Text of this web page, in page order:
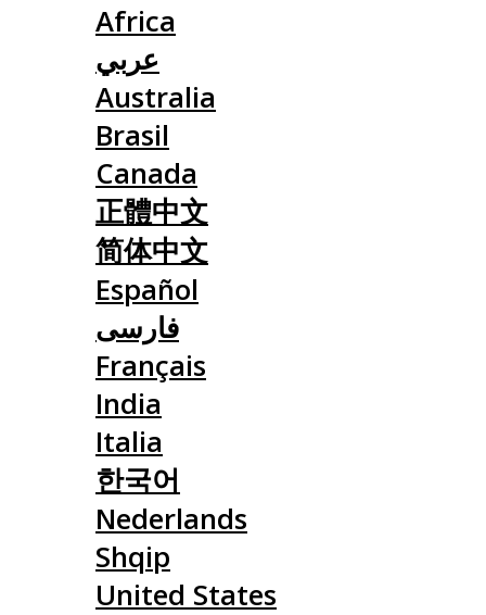
Africa
عربي
Australia
Brasil
Canada
正體中文
简体中文
Español
فارسی
Français
India
Italia
한국어
Nederlands
Shqip
United States